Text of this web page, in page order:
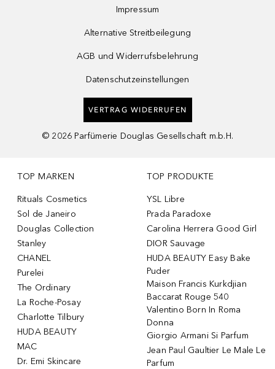
Impressum
Alternative Streitbeilegung
AGB und Widerrufsbelehrung
Datenschutzeinstellungen
VERTRAG WIDERRUFEN
© 2026 Parfümerie Douglas Gesellschaft m.b.H.
TOP MARKEN
Rituals Cosmetics
Sol de Janeiro
Douglas Collection
Stanley
CHANEL
Purelei
The Ordinary
La Roche-Posay
Charlotte Tilbury
HUDA BEAUTY
MAC
Dr. Emi Skincare
TOP PRODUKTE
YSL Libre
Prada Paradoxe
Carolina Herrera Good Girl
DIOR Sauvage
HUDA BEAUTY Easy Bake
Puder
Maison Francis Kurkdjian
Baccarat Rouge 540
Valentino Born In Roma
Donna
Giorgio Armani Si Parfum
Jean Paul Gaultier Le Male Le
Parfum